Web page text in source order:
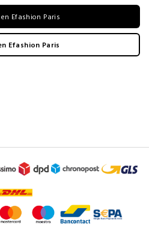
Efashion Paris
Efashion Paris